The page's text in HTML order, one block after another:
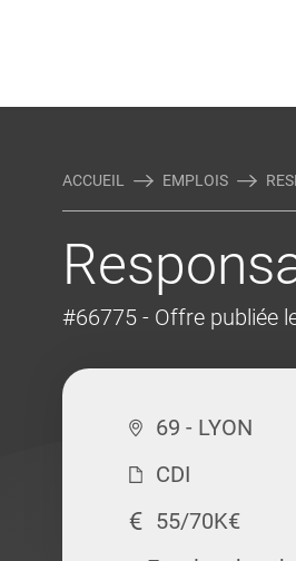
ACCUEIL EMPLOIS
#66775 - Offre publiée
69 - LYON
CDI
55/70K€